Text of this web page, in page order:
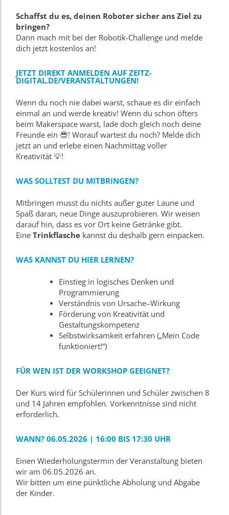
Schaffst du es, deinen Roboter sicher ans Ziel zu
bringen?
Dann mach mit bei der Robotik-Challenge und melde
dich jetzt kostenlos an!
JETZT DIREKT ANMELDEN AUF ZEITZ-
DIGITAL.DE/VERANSTALTUNGEN!
Wenn du noch nie dabei warst, schaue es dir einfach
einmal an und werde kreativ! Wenn du schon öfters
beim Makerspace warst, lade doch gleich noch deine
Freunde ein 😎! Worauf wartest du noch? Melde dich
jetzt an und erlebe einen Nachmittag voller
Kreativität 💡!
WAS SOLLTEST DU MITBRINGEN?
Mitbringen musst du nichts außer guter Laune und
Spaß daran, neue Dinge auszuprobieren. Wir weisen
darauf hin, dass es vor Ort keine Getränke gibt.
Eine Trinkflasche kannst du deshalb gern einpacken.
WAS KANNST DU HIER LERNEN?
Einstieg in logisches Denken und
Programmierung
Verständnis von Ursache–Wirkung
Förderung von Kreativität und
Gestaltungskompetenz
Selbstwirksamkeit erfahren („Mein Code
funktioniert!“)
FÜR WEN IST DER WORKSHOP GEEIGNET?
Der Kurs wird für Schülerinnen und Schüler zwischen 8
und 14 Jahren empfohlen. Vorkenntnisse sind nicht
erforderlich.
WANN? 06.05.2026 | 16:00 BIS 17:30 UHR
Einen Wiederholungstermin der Veranstaltung bieten
wir am 06.05.2026 an.
Wir bitten um eine pünktliche Abholung und Abgabe
der Kinder.